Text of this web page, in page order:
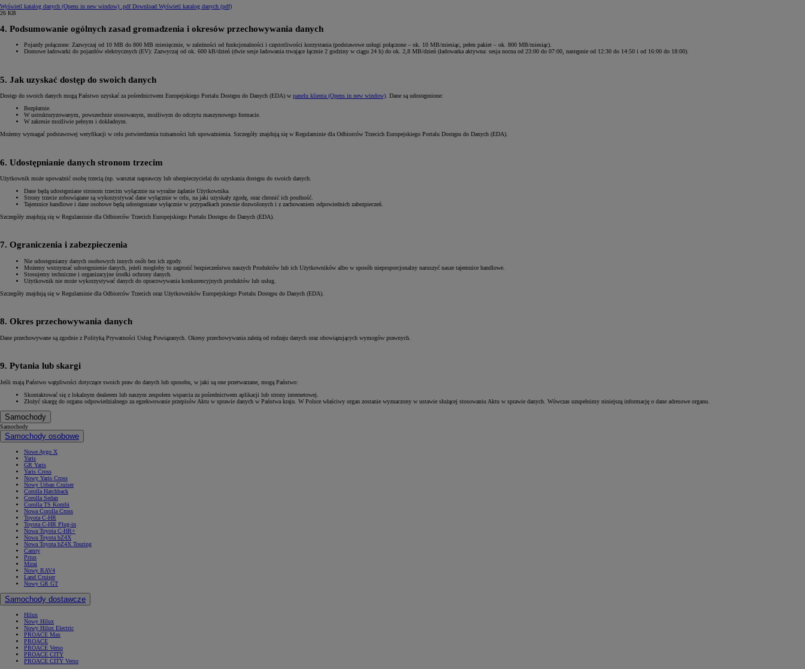
Od81 900 zł
Yaris Cross
HYBRID
Wyświetl katalog danych (Opens in new window) .pdfDownload Wyświetl katalog danych (pdf)
26 KB
4. Podsumowanie ogólnych zasad gromadzenia i okresów przechowywania danych
Pojazdy połączone: Zazwyczaj od 10 MB do 800 MB miesięcznie, w zależności od funkcjonalności i częstotliwości korzystania (podstawowe usługi połączone – ok. 10 MB/miesiąc, pełen pakiet – ok. 800 MB/miesiąc).
Domowe ładowarki do pojazdów elektrycznych (EV): Zazwyczaj od ok. 600 kB/dzień (dwie sesje ładowania trwające łącznie 2 godziny w ciągu 24 h) do ok. 2,8 MB/dzień (ładowarka aktywna: sesja nocna od 23:00 do 07:00, następnie od 12:30 do 14:50 i od 16:00 do 18:00).
5. Jak uzyskać dostęp do swoich danych
Dostęp do swoich danych mogą Państwo uzyskać za pośrednictwem Europejskiego Portalu Dostępu do Danych (EDA) w panelu klienta (Opens in new window) . Dane są udostępnione:
Bezpłatnie.
W ustrukturyzowanym, powszechnie stosowanym, możliwym do odczytu maszynowego formacie.
W zakresie możliwie pełnym i dokładnym.
Możemy wymagać podstawowej weryfikacji w celu potwierdzenia tożsamości lub upoważnienia. Szczegóły znajdują się w Regulaminie dla Odbiorców Trzecich Europejskiego Portalu Dostępu do Danych (EDA).
6. Udostępnianie danych stronom trzecim
Użytkownik może upoważnić osobę trzecią (np. warsztat naprawczy lub ubezpieczyciela) do uzyskania dostępu do swoich danych.
Dane będą udostępniane stronom trzecim wyłącznie na wyraźne żądanie Użytkownika.
Strony trzecie zobowiązane są wykorzystywać dane wyłącznie w celu, na jaki uzyskały zgodę, oraz chronić ich poufność.
Tajemnice handlowe i dane osobowe będą udostępniane wyłącznie w przypadkach prawnie dozwolonych i z zachowaniem odpowiednich zabezpieczeń.
Szczegóły znajdują się w Regulaminie dla Odbiorców Trzecich Europejskiego Portalu Dostępu do Danych (EDA).
7. Ograniczenia i zabezpieczenia
Nie udostępniamy danych osobowych innych osób bez ich zgody.
Możemy wstrzymać udostępnienie danych, jeżeli mogłoby to zagrozić bezpieczeństwu naszych Produktów lub ich Użytkowników albo w sposób nieproporcjonalny naruszyć nasze tajemnice handlowe.
Stosujemy techniczne i organizacyjne środki ochrony danych.
Użytkownik nie może wykorzystywać danych do opracowywania konkurencyjnych produktów lub usług.
Szczegóły znajdują się w Regulaminie dla Odbiorców Trzecich oraz Użytkowników Europejskiego Portalu Dostępu do Danych (EDA).
8. Okres przechowywania danych
Dane przechowywane są zgodnie z Polityką Prywatności Usług Powiązanych. Okresy przechowywania zależą od rodzaju danych oraz obowiązujących wymogów prawnych.
9. Pytania lub skargi
Jeśli mają Państwo wątpliwości dotyczące swoich praw do danych lub sposobu, w jaki są one przetwarzane, mogą Państwo:
Skontaktować się z lokalnym dealerem lub naszym zespołem wsparcia za pośrednictwem aplikacji lub strony internetowej.
Złożyć skargę do organu odpowiedzialnego za egzekwowanie przepisów Aktu w sprawie danych w Państwa kraju. W Polsce właściwy organ zostanie wyznaczony w ustawie służącej stosowaniu Aktu w sprawie danych. Wówczas uzupełnimy niniejszą informację o dane adresowe organu.
Samochody
Samochody
Samochody osobowe
Nowe Aygo X
Yaris
GR Yaris
Yaris Cross
Nowy Yaris Cross
Nowy Urban Cruiser
Corolla Hatchback
Corolla Sedan
Corolla TS Kombi
Nowa Corolla Cross
Toyota C-HR
Toyota C-HR Plug-in
Nowa Toyota C-HR+
Nowa Toyota bZ4X
Nowa Toyota bZ4X Touring
Camry
Prius
Mirai
Nowy RAV4
Land Cruiser
Nowy GR GT
Samochody dostawcze
Hilux
Nowy Hilux
Nowy Hilux Electric
PROACE Max
PROACE
PROACE Verso
PROACE CITY
PROACE CITY Verso